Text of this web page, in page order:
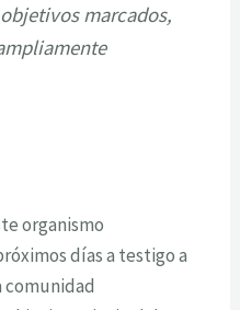
marcados,
organismo
días a testigo a
comunidad